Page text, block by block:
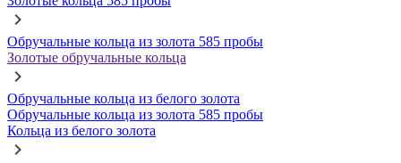
Обручальные кольца из золота 585 пробы
Золотые обручальные кольца
Обручальные кольца из белого золота
Обручальные кольца из золота 585 пробы
Кольца из белого золота